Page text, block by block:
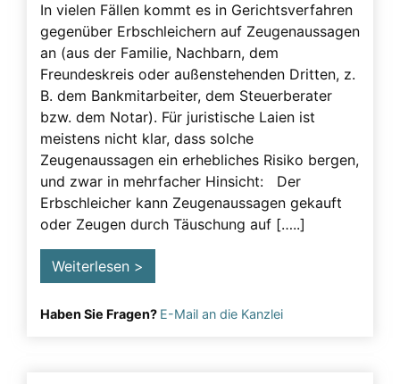
In vielen Fällen kommt es in Gerichtsverfahren
gegenüber Erbschleichern auf Zeugenaussagen
an (aus der Familie, Nachbarn, dem
Freundeskreis oder außenstehenden Dritten, z.
B. dem Bankmitarbeiter, dem Steuerberater
bzw. dem Notar). Für juristische Laien ist
meistens nicht klar, dass solche
Zeugenaussagen ein erhebliches Risiko bergen,
und zwar in mehrfacher Hinsicht: Der
Erbschleicher kann Zeugenaussagen gekauft
oder Zeugen durch Täuschung auf […..]
Weiterlesen >
Haben Sie Fragen? E-Mail an die Kanzlei
Beeinflussung unzulässig
Besuchsverbot
Betreuung
Demenz
Detektiv
Erblasser
Erbscheicherei aus dem sozialen Bereich des
Erbschleicher